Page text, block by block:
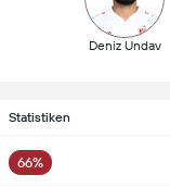
Deniz Undav
Statistiken
66%